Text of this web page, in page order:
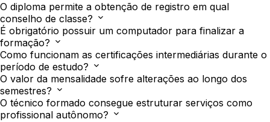
O diploma permite a obtenção de registro em qual
conselho de classe?
É obrigatório possuir um computador para finalizar a
formação?
Como funcionam as certificações intermediárias durante o
período de estudo?
O valor da mensalidade sofre alterações ao longo dos
semestres?
O técnico formado consegue estruturar serviços como
profissional autônomo?